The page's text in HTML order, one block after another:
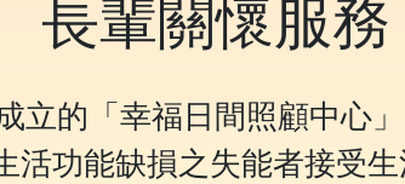
長輩關懷服務
立的「幸福日間照顧中心
活功能缺損之失能者接受